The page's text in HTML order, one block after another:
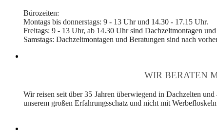
Bürozeiten:
Montags bis donnerstags: 9 - 13 Uhr und 14.30 - 17.15 Uhr.
Freitags: 9 - 13 Uhr, ab 14.30 Uhr sind Dachzeltmontagen
Samstags: Dachzeltmontagen und Beratungen sind nach
WIR BERATEN
Wir reisen seit über 35 Jahren überwiegend in Dachzelten
unserem großen Erfahrungsschatz und nicht mit